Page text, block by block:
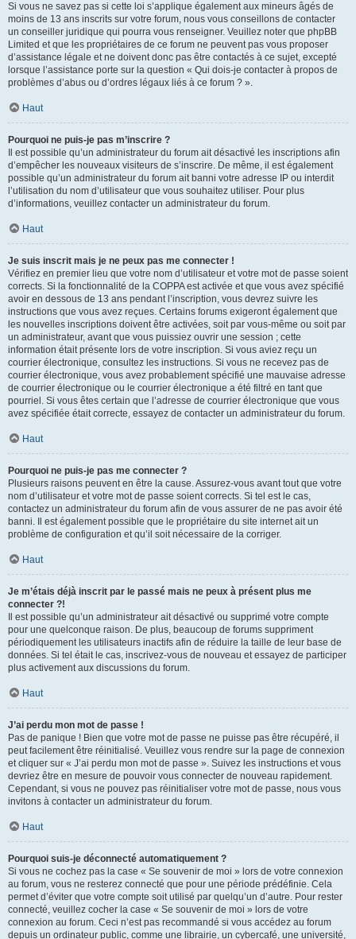
Si vous ne savez pas si cette loi s’applique également aux mineurs âgés de
moins de 13 ans inscrits sur votre forum, nous vous conseillons de contacter
un conseiller juridique qui pourra vous renseigner. Veuillez noter que phpBB
Limited et que les propriétaires de ce forum ne peuvent pas vous proposer
d’assistance légale et ne doivent donc pas être contactés à ce sujet, excepté
lorsque l’assistance porte sur la question « Qui dois-je contacter à propos de
problèmes d’abus ou d’ordres légaux liés à ce forum ? ».
Haut
Pourquoi ne puis-je pas m’inscrire ?
Il est possible qu’un administrateur du forum ait désactivé les inscriptions afin
d’empêcher les nouveaux visiteurs de s’inscrire. De même, il est également
possible qu’un administrateur du forum ait banni votre adresse IP ou interdit
l’utilisation du nom d’utilisateur que vous souhaitez utiliser. Pour plus
d’informations, veuillez contacter un administrateur du forum.
Haut
Je suis inscrit mais je ne peux pas me connecter !
Vérifiez en premier lieu que votre nom d’utilisateur et votre mot de passe soient
corrects. Si la fonctionnalité de la COPPA est activée et que vous avez spécifié
avoir en dessous de 13 ans pendant l’inscription, vous devrez suivre les
instructions que vous avez reçues. Certains forums exigeront également que
les nouvelles inscriptions doivent être activées, soit par vous-même ou soit par
un administrateur, avant que vous puissiez ouvrir une session ; cette
information était présente lors de votre inscription. Si vous aviez reçu un
courrier électronique, consultez les instructions. Si vous ne recevez pas de
courrier électronique, vous avez probablement spécifié une mauvaise adresse
de courrier électronique ou le courrier électronique a été filtré en tant que
pourriel. Si vous êtes certain que l’adresse de courrier électronique que vous
avez spécifiée était correcte, essayez de contacter un administrateur du forum.
Haut
Pourquoi ne puis-je pas me connecter ?
Plusieurs raisons peuvent en être la cause. Assurez-vous avant tout que votre
nom d’utilisateur et votre mot de passe soient corrects. Si tel est le cas,
contactez un administrateur du forum afin de vous assurer de ne pas avoir été
banni. Il est également possible que le propriétaire du site internet ait un
problème de configuration et qu’il soit nécessaire de la corriger.
Haut
Je m’étais déjà inscrit par le passé mais ne peux à présent plus me
connecter ?!
Il est possible qu’un administrateur ait désactivé ou supprimé votre compte
pour une quelconque raison. De plus, beaucoup de forums suppriment
périodiquement les utilisateurs inactifs afin de réduire la taille de leur base de
données. Si tel était le cas, inscrivez-vous de nouveau et essayez de participer
plus activement aux discussions du forum.
Haut
J’ai perdu mon mot de passe !
Pas de panique ! Bien que votre mot de passe ne puisse pas être récupéré, il
peut facilement être réinitialisé. Veuillez vous rendre sur la page de connexion
et cliquer sur « J’ai perdu mon mot de passe ». Suivez les instructions et vous
devriez être en mesure de pouvoir vous connecter de nouveau rapidement.
Cependant, si vous ne pouvez pas réinitialiser votre mot de passe, nous vous
invitons à contacter un administrateur du forum.
Haut
Pourquoi suis-je déconnecté automatiquement ?
Si vous ne cochez pas la case « Se souvenir de moi » lors de votre connexion
au forum, vous ne resterez connecté que pour une période prédéfinie. Cela
permet d’éviter que votre compte soit utilisé par quelqu’un d’autre. Pour rester
connecté, veuillez cocher la case « Se souvenir de moi » lors de votre
connexion au forum. Ceci n’est pas recommandé si vous accédez au forum
depuis un ordinateur public, comme une librairie, un cybercafé, une université,